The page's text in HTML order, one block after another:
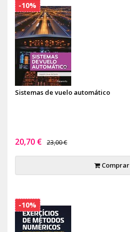
Sistemas de vuelo automático
20,70 € 23,00 €
Comprar
-10%
-10%